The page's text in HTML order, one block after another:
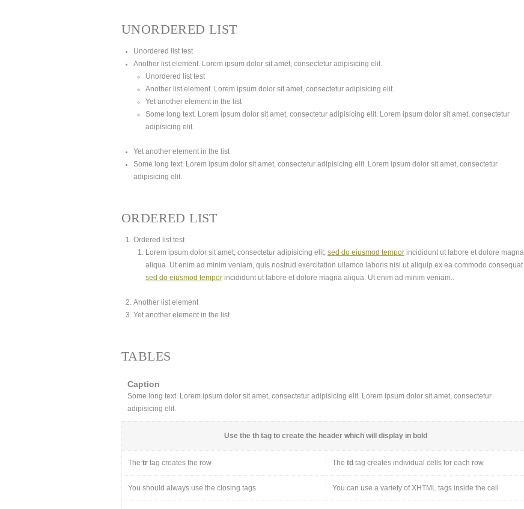
UNORDERED LIST
Unordered list test
Another list element. Lorem ipsum dolor sit amet, consectetur adipisicing elit.
Unordered list test
Another list element. Lorem ipsum dolor sit amet, consectetur adipisicing elit.
Yet another element in the list
Some long text. Lorem ipsum dolor sit amet, consectetur adipisicing elit. Lorem ipsum dolor sit amet, consectetur
adipisicing elit.
Yet another element in the list
Some long text. Lorem ipsum dolor sit amet, consectetur adipisicing elit. Lorem ipsum dolor sit amet, consectetur
adipisicing elit.
ORDERED LIST
Ordered list test
Lorem ipsum dolor sit amet, consectetur adipisicing elit, sed do eiusmod tempor incididunt ut labore et dolore magna
aliqua. Ut enim ad minim veniam, quis nostrud exercitation ullamco laboris nisi ut aliquip ex ea commodo consequat
sed do eiusmod tempor incididunt ut labore et dolore magna aliqua. Ut enim ad minim veniam..
Another list element
Yet another element in the list
TABLES
Caption
Some long text. Lorem ipsum dolor sit amet, consectetur adipisicing elit. Lorem ipsum dolor sit amet, consectetur
adipisicing elit.
Use the th tag to create the header which will display in bold
The tr tag creates the row The td tag creates individual cells for each row
You should always use the closing tags You can use a variety of XHTML tags inside the cell